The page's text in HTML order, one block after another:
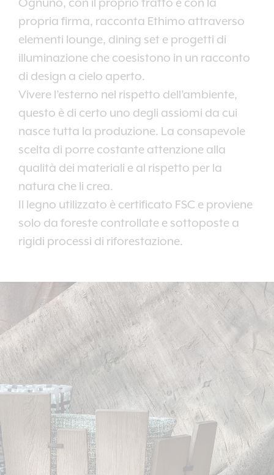
Ognuno, con il proprio tratto e con la
propria firma, racconta Ethimo attraverso
elementi lounge, dining set e progetti di
illuminazione che coesistono in un racconto
di design a cielo aperto.
Vivere l’esterno nel rispetto dell’ambiente,
questo è di certo uno degli assiomi da cui
nasce tutta la produzione. La consapevole
scelta di porre costante attenzione alla
qualità dei materiali e al rispetto per la
natura che li crea.
Il legno utilizzato è certificato FSC e proviene
solo da foreste controllate e sottoposte a
rigidi processi di riforestazione.